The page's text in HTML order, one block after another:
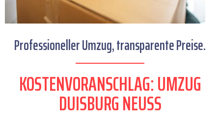
Professioneller Umzug, transparente Preise.
KOSTENVORANSCHLAG: UMZUG
DUISBURG NEUSS